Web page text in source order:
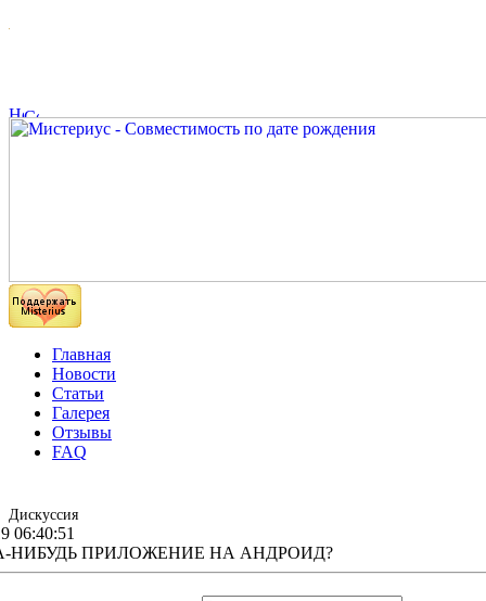
Главная
Новости
Статьи
Галерея
Отзывы
FAQ
Дискуссия
06:40:51
НИБУДЬ ПРИЛОЖЕНИЕ НА АНДРОИД?